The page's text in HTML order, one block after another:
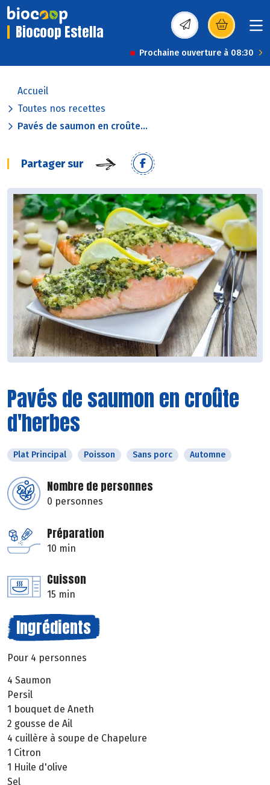
Biocoop Estella (s’ouvre dans une
Prochaine ouverture à 08:30
Accueil
Toutes nos recettes
Pavés de saumon en croûte...
Partager sur
Pavés de saumon en croûte
d'herbes
Plat Principal Poisson Sans porc Automne
Nombre de personnes
0 personnes
Préparation
10 min
Cuisson
15 min
Ingrédients
Pour 4 personnes
4 Saumon
Persil
1 bouquet de Aneth
2 gousse de Ail
4 cuillère à soupe de Chapelure
1 Citron
1 Huile d'olive
Sel